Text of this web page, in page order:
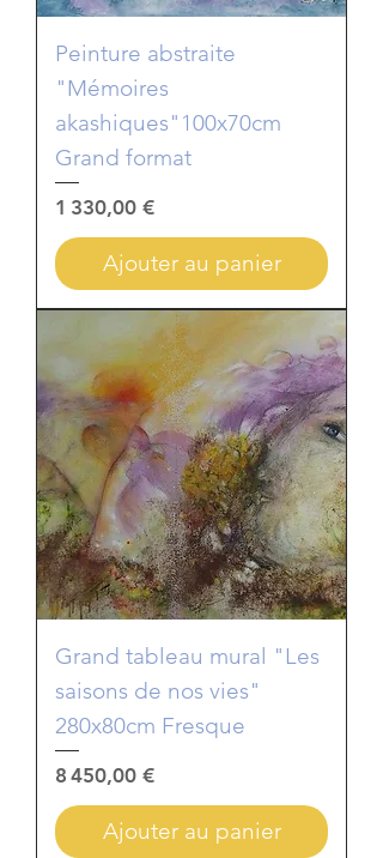
Peinture abstraite
"Mémoires
akashiques"100x70cm
Grand format
Prix
1 330,00 €
Ajouter au panier
Grand tableau mural "Les
saisons de nos vies"
280x80cm Fresque
Prix
8 450,00 €
Ajouter au panier